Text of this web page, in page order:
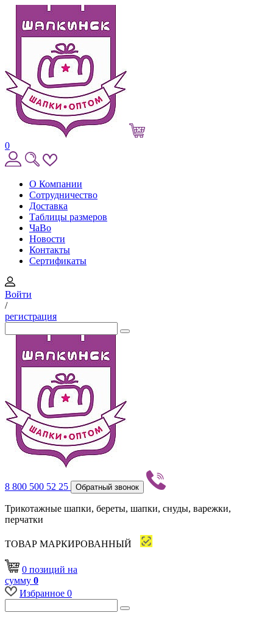
0
О Компании
Сотрудничество
Доставка
Таблицы размеров
ЧаВо
Новости
Контакты
Сертификаты
Войти
/
регистрация
8 800 500 52 25 Обратный звонок
Трикотажные шапки, береты, шапки, снуды, варежки,
перчатки
ТОВАР МАРКИРОВАННЫЙ
0 позиций на
сумму 0
Избранное 0